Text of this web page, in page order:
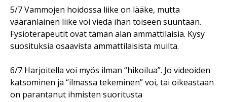
5/7 Vammojen hoidossa liike on lääke, mutta
vääränlainen liike voi viedä ihan toiseen suuntaan.
Fysioterapeutit ovat tämän alan ammattilaisia. Kysy
suosituksia osaavista ammattilaisista muilta.
6/7 Harjoitella voi myös ilman “hikoilua”. Jo videoiden
katsominen ja “ilmassa tekeminen” voi, tai oikeastaan
on parantanut ihmisten suoritusta